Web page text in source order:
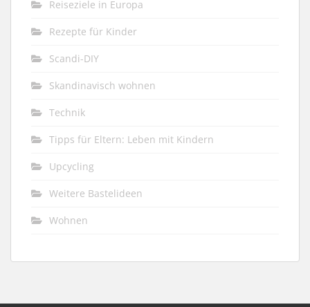
Reiseziele in Europa
Rezepte für Kinder
Scandi-DIY
Skandinavisch wohnen
Technik
Tipps für Eltern: Leben mit Kindern
Upcycling
Weitere Bastelideen
Wohnen